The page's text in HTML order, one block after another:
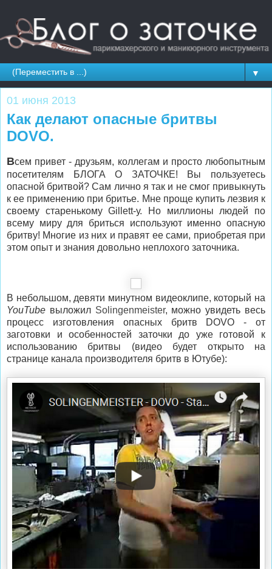
▼
01 июня 2013
Как делают опасные бритвы
DOVO.
Всем привет - друзьям, коллегам и просто любопытным
посетителям БЛОГА О ЗАТОЧКЕ! Вы пользуетесь
опасной бритвой? Сам лично я так и не смог привыкнуть
к ее применению при бритье. Мне проще купить лезвия к
своему старенькому Gillett-у. Но миллионы людей по
всему миру для бриться используют именно опасную
бритву! Многие из них и правят ее сами, приобретая при
этом опыт и знания довольно неплохого заточника.
В небольшом, девяти минутном видеоклипе, который на
YouTube выложил Solingenmeister, можно увидеть весь
процесс изготовления опасных бритв DOVO - от
заготовки и особенностей заточки до уже готовой к
использованию бритвы (видео будет открыто на
странице канала производителя бритв в Ютубе):